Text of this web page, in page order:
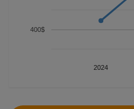
2024
400$